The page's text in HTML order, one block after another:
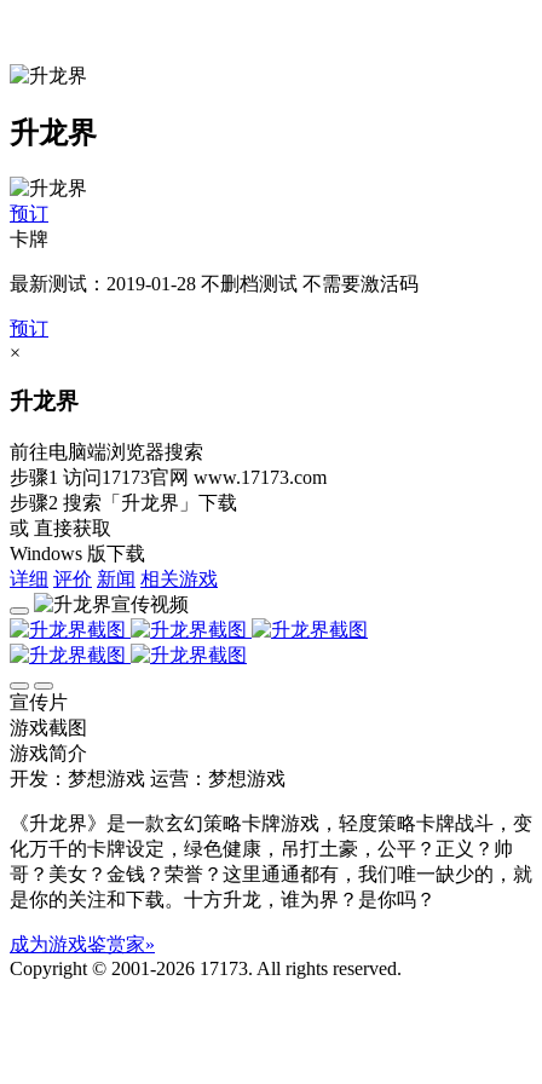
升龙界
预订
卡牌
最新测试：2019-01-28 不删档测试 不需要激活码
预订
×
升龙界
前往电脑端浏览器搜索
步骤1 访问17173官网 www.17173.com
步骤2 搜索 「升龙界」 下载
或 直接获取
Windows 版下载
详细 评价 新闻 相关游戏
宣传片
游戏截图
游戏简介
开发：梦想游戏 运营：梦想游戏
《升龙界》是一款玄幻策略卡牌游戏，轻度策略卡牌战斗，变
化万千的卡牌设定，绿色健康，吊打土豪，公平？正义？帅
哥？美女？金钱？荣誉？这里通通都有，我们唯一缺少的，就
是你的关注和下载。十方升龙，谁为界？是你吗？
成为游戏鉴赏家»
Copyright © 2001-2026 17173. All rights reserved.